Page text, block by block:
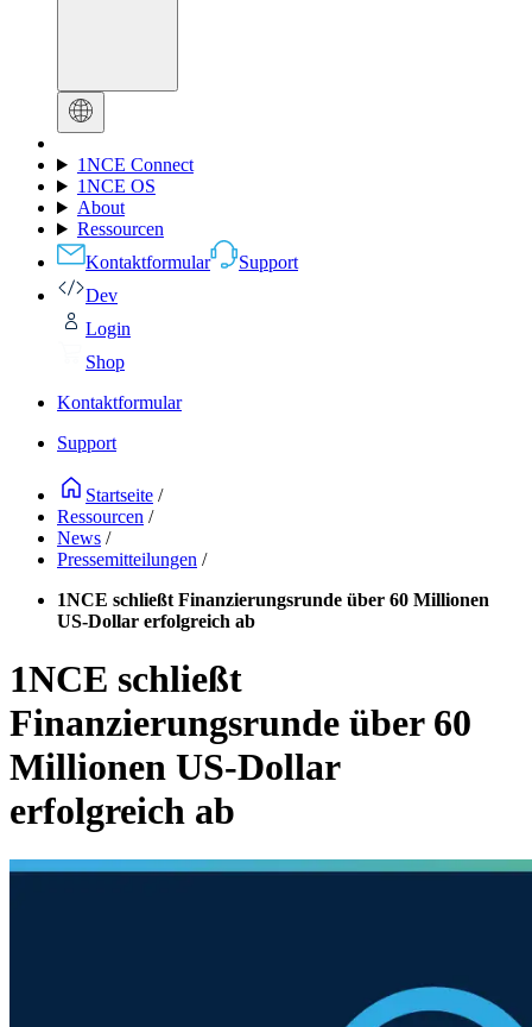
1NCE Connect
1NCE OS
About
Ressourcen
Kontaktformular
Support
Dev
Login
Shop
Kontaktformular
Support
Startseite /
Ressourcen /
News /
Pressemitteilungen /
1NCE schließt Finanzierungsrunde über 60 Millionen
US-Dollar erfolgreich ab
1NCE schließt
Finanzierungsrunde über 60
Millionen US-Dollar
erfolgreich ab